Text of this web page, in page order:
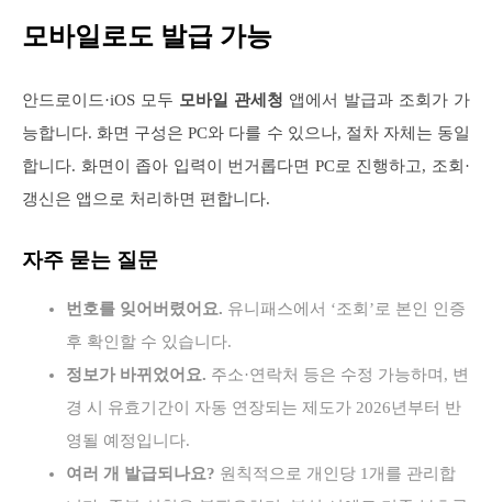
모바일로도 발급 가능
안드로이드·iOS 모두 모바일 관세청 앱에서 발급과 조회가 가
능합니다. 화면 구성은 PC와 다를 수 있으나, 절차 자체는 동일
합니다. 화면이 좁아 입력이 번거롭다면 PC로 진행하고, 조회·
갱신은 앱으로 처리하면 편합니다.
자주 묻는 질문
번호를 잊어버렸어요. 유니패스에서 ‘조회’로 본인 인증
후 확인할 수 있습니다.
정보가 바뀌었어요. 주소·연락처 등은 수정 가능하며, 변
경 시 유효기간이 자동 연장되는 제도가 2026년부터 반
영될 예정입니다.
여러 개 발급되나요? 원칙적으로 개인당 1개를 관리합